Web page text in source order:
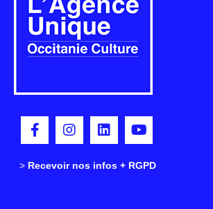
> Recevoir nos infos + RGPD